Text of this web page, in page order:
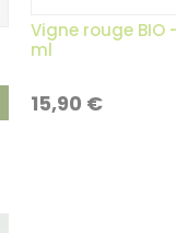
Vigne rouge BIO
ml
15,90 €